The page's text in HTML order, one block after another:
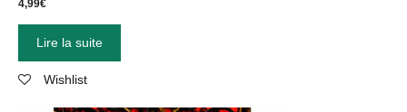
4,99€
Lire la suite
Wishlist